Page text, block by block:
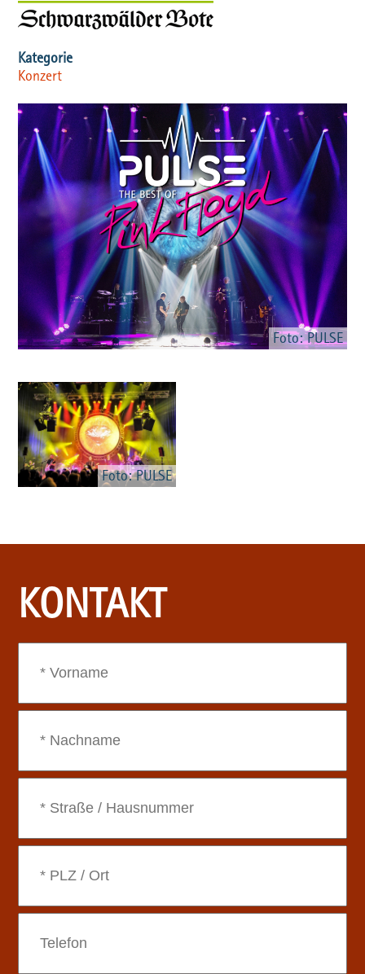
Foto: PULSE
Foto: PULSE
Konzert
KONTAKT